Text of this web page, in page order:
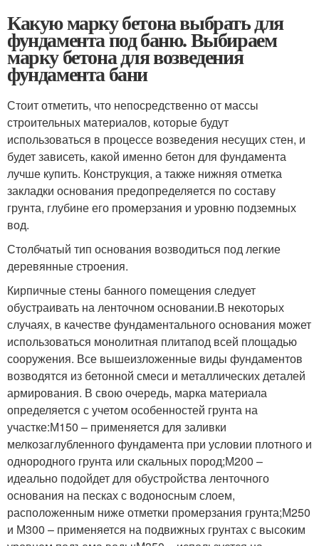
Какую марку бетона выбрать для
фундамента под баню. Выбираем
марку бетона для возведения
фундамента бани
Стоит отметить, что непосредственно от массы
строительных материалов, которые будут
использоваться в процессе возведения несущих стен, и
будет зависеть, какой именно бетон для фундамента
лучше купить. Конструкция, а также нижняя отметка
закладки основания предопределяется по составу
грунта, глубине его промерзания и уровню подземных
вод.
Столбчатый тип основания возводиться под легкие
деревянные строения.
Кирпичные стены банного помещения следует
обустраивать на ленточном основании.В некоторых
случаях, в качестве фундаментального основания может
использоваться монолитная плитапод всей площадью
сооружения. Все вышеизложенные виды фундаментов
возводятся из бетонной смеси и металлических деталей
армирования. В свою очередь, марка материала
определяется с учетом особенностей грунта на
участке:М150 – применяется для заливки
мелкозаглубленного фундамента при условии плотного и
однородного грунта или скальных пород;М200 –
идеально подойдет для обустройства ленточного
основания на песках с водоносным слоем,
расположенным ниже отметки промерзания грунта;М250
и М300 – применяется на подвижных грунтах с высоким